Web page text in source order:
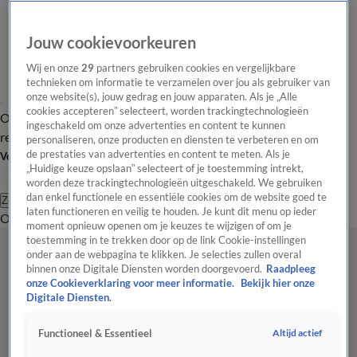
Overzicht Laatste nieuws Regionieuws Het beste van Hart
Tip de
redactie
Volg Hart van Nederland
Zoeken
OverzichtRegioUitzendingenWeerTip de redactiePanelVideo's
Jouw cookievoorkeuren
Wij en onze29 partners gebruiken cookies en vergelijkbare
technieken om informatie te verzamelen over jou als gebruiker van
onze website(s), jouw gedrag en jouw apparaten. Als je „Alle
cookies accepteren” selecteert, worden trackingtechnologieën
ingeschakeld om onze advertenties en content te kunnen
personaliseren, onze producten en diensten te verbeteren en om
de prestaties van advertenties en content te meten. Als je
„Huidige keuze opslaan” selecteert of je toestemming intrekt,
worden deze trackingtechnologieën uitgeschakeld. We gebruiken
dan enkel functionele en essentiële cookies om de website goed te
laten functioneren en veilig te houden. Je kunt dit menu op ieder
moment opnieuw openen om je keuzes te wijzigen of om je
toestemming in te trekken door op de link Cookie-instellingen
onder aan de webpagina te klikken. Je selecties zullen overal
binnen onze Digitale Diensten worden doorgevoerd. Raadpleeg
onze Cookieverklaring voor meer informatie.
Bekijk hier onze
Digitale Diensten.
Functioneel & Essentieel Altijd actief